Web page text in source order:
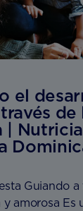
el
de
|
Guiando
amorosa Es